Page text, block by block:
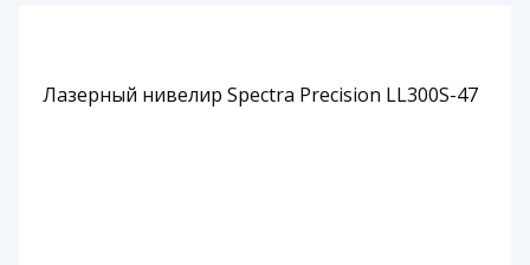
Лазерный нивелир Spectra Precision LL300S-47